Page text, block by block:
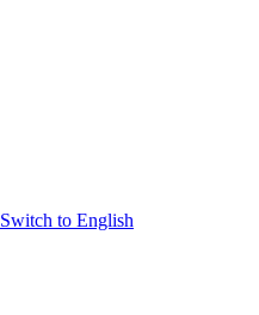
Switch to English